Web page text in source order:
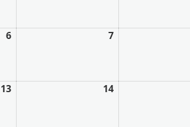
6 7
13 14